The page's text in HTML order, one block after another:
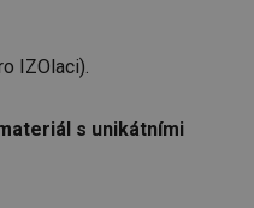
IZOlaci).
s unikátními